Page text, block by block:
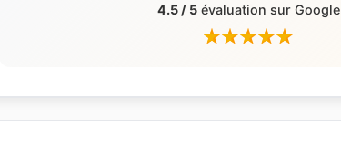
4.5 / 5évaluation sur Google